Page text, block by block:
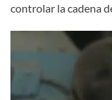
controlar la cadena